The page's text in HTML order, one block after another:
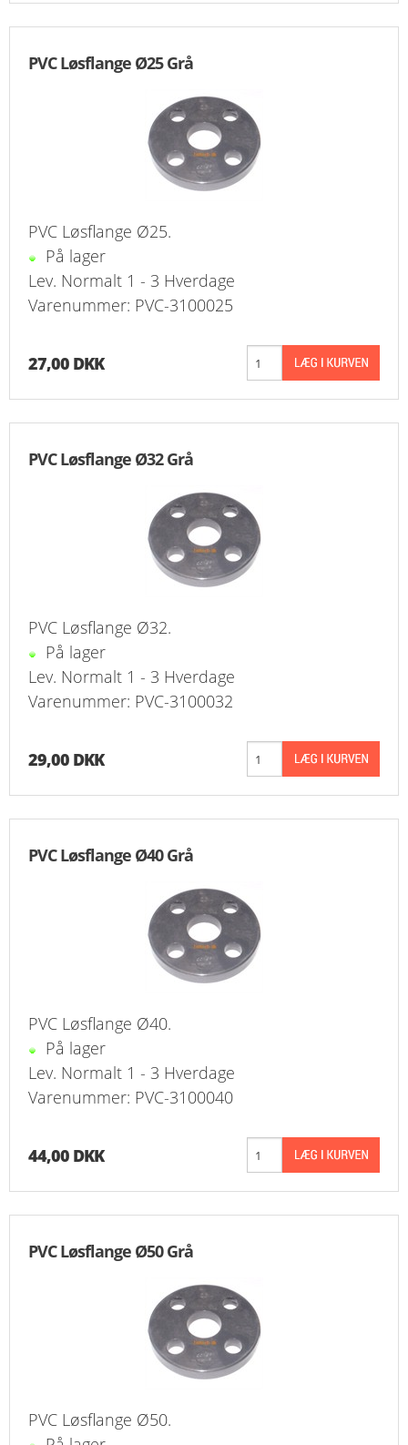
MATERIEL HÅNDTERING
FORSIDE
TILBUD
PROFIL
SØGNING
KUNDECENTER
LOG UD
PVC Løsflange Ø25 Grå
PVC Løsflange Ø25.
På lager
Lev. Normalt 1 - 3 Hverdage
Varenummer: PVC-3100025
27,00 DKK
PVC Løsflange Ø32 Grå
PVC Løsflange Ø32.
På lager
Lev. Normalt 1 - 3 Hverdage
Varenummer: PVC-3100032
29,00 DKK
PVC Løsflange Ø40 Grå
PVC Løsflange Ø40.
På lager
Lev. Normalt 1 - 3 Hverdage
Varenummer: PVC-3100040
44,00 DKK
PVC Løsflange Ø50 Grå
PVC Løsflange Ø50.